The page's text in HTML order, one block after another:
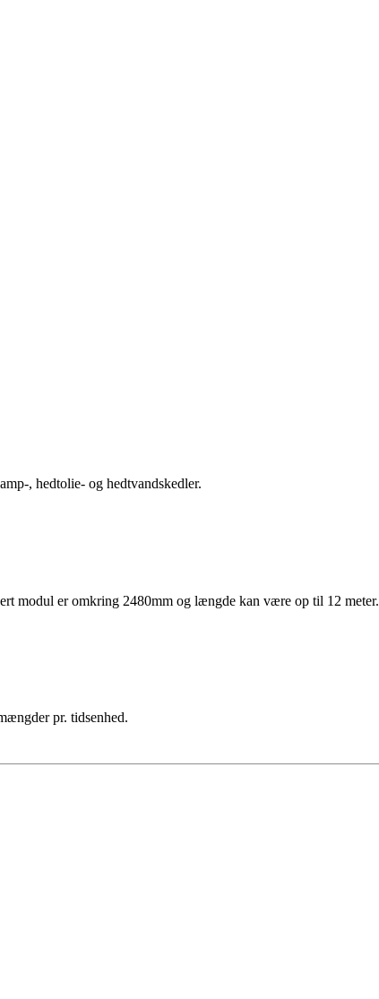
, hedtolie- og hedtvandskedler.
modul er omkring 2480mm og længde kan være op til 12 meter.
pr. tidsenhed.